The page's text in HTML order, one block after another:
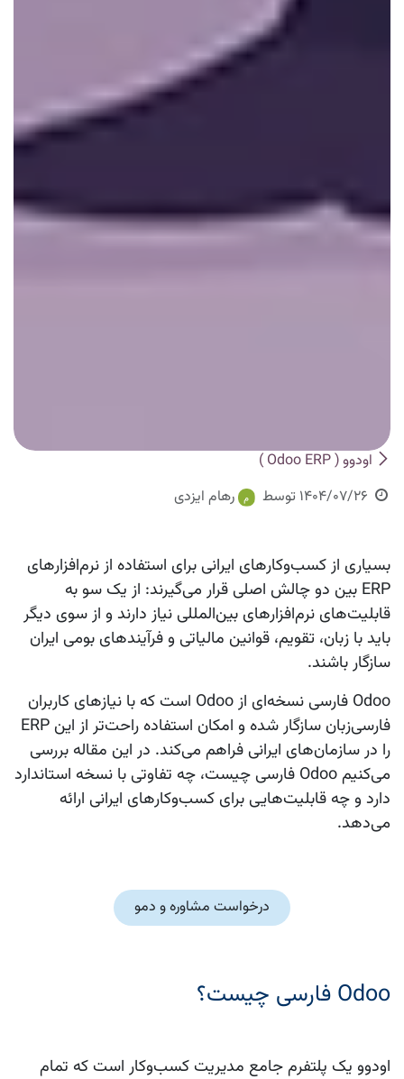
اودوو ( Odoo ERP )
1404/07/26 توسط رهام ایزدی
بسیاری از کسب‌وکارهای ایرانی برای استفاده از نرم‌افزارهای
ERP بین دو چالش اصلی قرار می‌گیرند: از یک سو به
قابلیت‌های نرم‌افزارهای بین‌المللی نیاز دارند و از سوی دیگر
باید با زبان، تقویم، قوانین مالیاتی و فرآیندهای بومی ایران
سازگار باشند.
Odoo فارسی نسخه‌ای از Odoo است که با نیازهای کاربران
فارسی‌زبان سازگار شده و امکان استفاده راحت‌تر از این ERP
را در سازمان‌های ایرانی فراهم می‌کند. در این مقاله بررسی
می‌کنیم Odoo فارسی چیست، چه تفاوتی با نسخه استاندارد
دارد و چه قابلیت‌هایی برای کسب‌وکارهای ایرانی ارائه
می‌دهد.
درخواست مشاوره و دمو
Odoo فارسی چیست؟
اودوو یک پلتفرم جامع مدیریت کسب‌وکار است که تمام